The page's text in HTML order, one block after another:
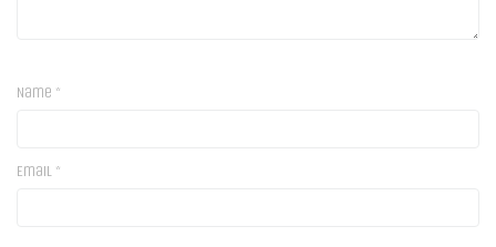
Name *
Email *